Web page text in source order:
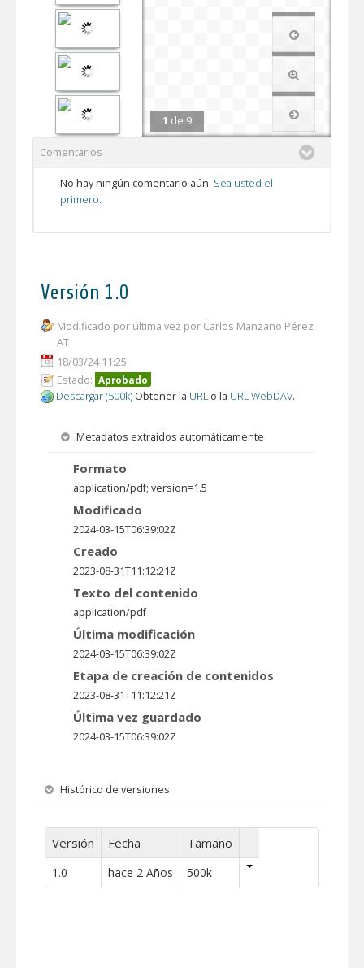
1 de 9
Comentarios
No hay ningún comentario aún. Sea usted el
primero.
Versión 1.0
Modificado por última vez por Carlos Manzano Pérez
AT
18/03/24 11:25
Estado: Aprobado
Descargar (500k) Obtener la URL o la URL WebDAV.
Metadatos extraídos automáticamente
Formato
application/pdf; version=1.5
Modificado
2024-03-15T06:39:02Z
Creado
2023-08-31T11:12:21Z
Texto del contenido
application/pdf
Última modificación
2024-03-15T06:39:02Z
Etapa de creación de contenidos
2023-08-31T11:12:21Z
Última vez guardado
2024-03-15T06:39:02Z
Histórico de versiones
Versión Fecha Tamaño
1.0 hace 2 Años 500k